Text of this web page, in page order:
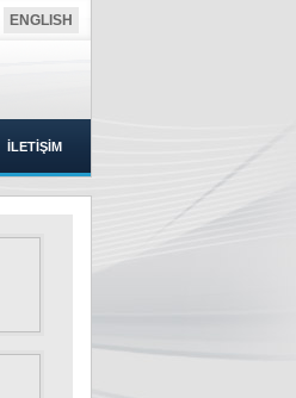
ENGLISH
İLETİŞİM